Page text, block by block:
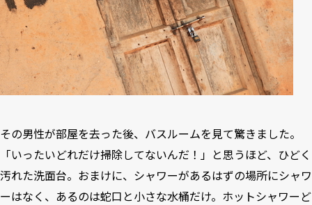
その男性が部屋を去った後、バスルームを見て驚きました。
「いったいどれだけ掃除してないんだ！」と思うほど、ひどく
汚れた洗面台。おまけに、シャワーがあるはずの場所にシャワ
ーはなく、あるのは蛇口と小さな水桶だけ。ホットシャワーど